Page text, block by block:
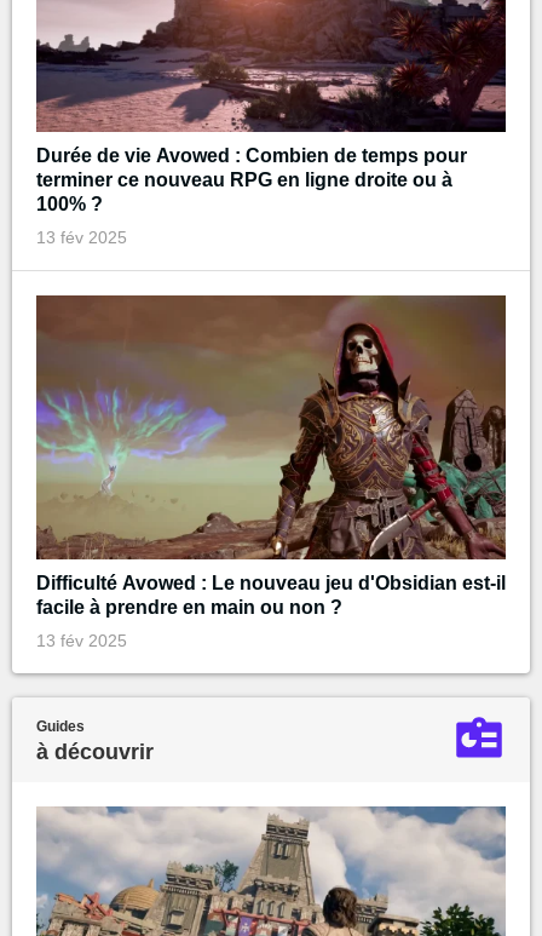
Durée de vie Avowed : Combien de temps pour
terminer ce nouveau RPG en ligne droite ou à
100% ?
13 fév 2025
Difficulté Avowed : Le nouveau jeu d'Obsidian est-il
facile à prendre en main ou non ?
13 fév 2025
Guides
à découvrir